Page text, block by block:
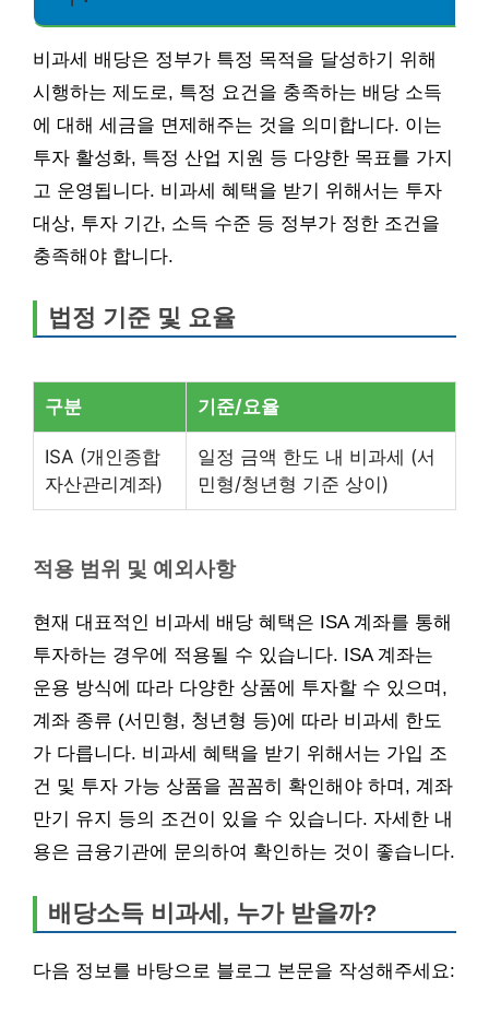
비과세 배당은 정부가 특정 목적을 달성하기 위해
시행하는 제도로, 특정 요건을 충족하는 배당 소득
에 대해 세금을 면제해주는 것을 의미합니다. 이는
투자 활성화, 특정 산업 지원 등 다양한 목표를 가지
고 운영됩니다. 비과세 혜택을 받기 위해서는 투자
대상, 투자 기간, 소득 수준 등 정부가 정한 조건을
충족해야 합니다.
법정 기준 및 요율
구분 기준/요율
ISA (개인종합
자산관리계좌)
일정 금액 한도 내 비과세 (서
민형/청년형 기준 상이)
적용 범위 및 예외사항
현재 대표적인 비과세 배당 혜택은 ISA 계좌를 통해
투자하는 경우에 적용될 수 있습니다. ISA 계좌는
운용 방식에 따라 다양한 상품에 투자할 수 있으며,
계좌 종류 (서민형, 청년형 등)에 따라 비과세 한도
가 다릅니다. 비과세 혜택을 받기 위해서는 가입 조
건 및 투자 가능 상품을 꼼꼼히 확인해야 하며, 계좌
만기 유지 등의 조건이 있을 수 있습니다. 자세한 내
용은 금융기관에 문의하여 확인하는 것이 좋습니다.
배당소득 비과세, 누가 받을까?
다음 정보를 바탕으로 블로그 본문을 작성해주세요: